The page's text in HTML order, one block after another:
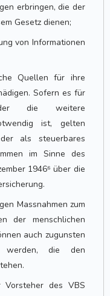
erbringen, die der
Gesetz dienen;
von Informationen
Quellen für ihre
Sofern es für
die weitere
ist, gelten
als steuerbares
im Sinne des
1946⁶ über die
Massnahmen zum
der menschlichen
auch zugunsten
werden, die den
des VBS